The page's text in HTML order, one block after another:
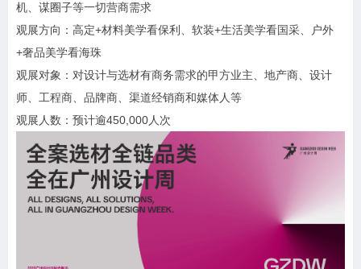
机、谋圈子等一切营商需求
观展方向：高定+材料美学看保利、软装+生活美学看国采、户外
+奢品美学看海珠
观展对象：对设计与选材有商务需求的甲方业主、地产商、设计
师、工程商、品牌商、渠道经销商和媒体人等
观展人数：预计逾450,000人次